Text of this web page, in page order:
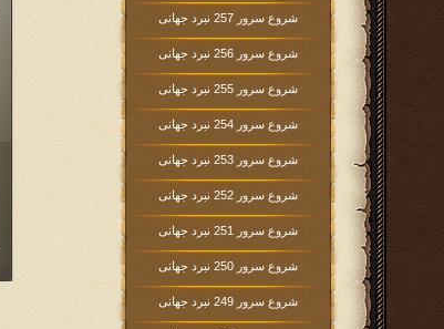
شروع سرور 257 نبرد جهانی
شروع سرور 256 نبرد جهانی
شروع سرور 255 نبرد جهانی
شروع سرور 254 نبرد جهانی
شروع سرور 253 نبرد جهانی
شروع سرور 252 نبرد جهانی
شروع سرور 251 نبرد جهانی
شروع سرور 250 نبرد جهانی
شروع سرور 249 نبرد جهانی